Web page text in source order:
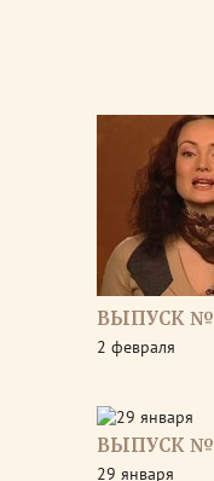
ВЫПУСК
2 февраля
ВЫПУСК
29 января